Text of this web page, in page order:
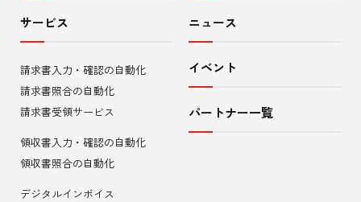
内
メ
ニ
ュ
ー
サービス
請求書入力・確認の自動化
請求書照合の自動化
請求書受領サービス
領収書入力・確認の自動化
領収書照合の自動化
デジタルインボイス
ニュース
イベント
パートナー一覧